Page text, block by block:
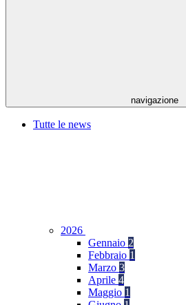
navigazione
Tutte le news
2026
Gennaio 2
Febbraio 1
Marzo 3
Aprile 4
Maggio 1